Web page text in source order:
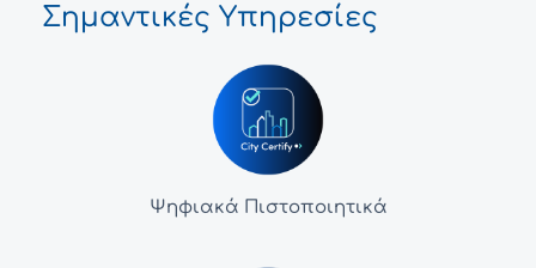
Σημαντικές Υπηρεσίες
Ψηφιακά Πιστοποιητικά